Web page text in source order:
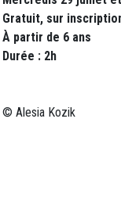
Gratuit, sur
À partir de 6 ans
Durée : 2h
© Alesia Kozik